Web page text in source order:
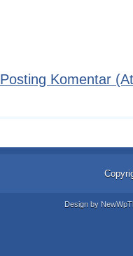
Posting Komentar
Design by